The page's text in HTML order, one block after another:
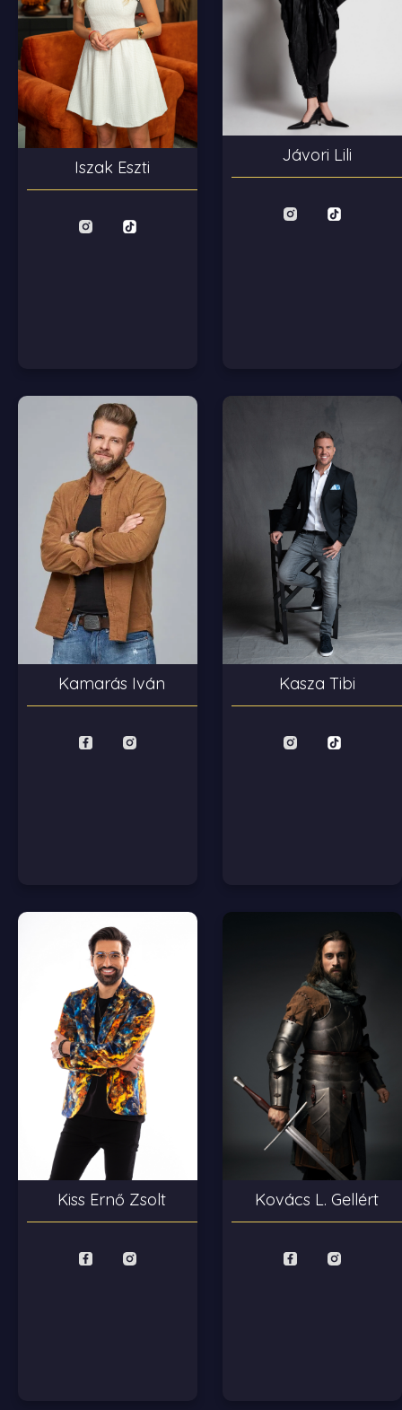
Iszak Eszti
Jávori Lili
Kamarás Iván Kasza Tibi
Kiss Ernő Zsolt Kovács L. Gellért